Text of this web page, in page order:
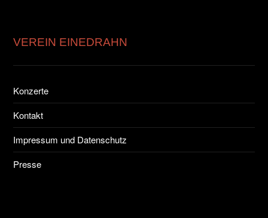
VEREIN EINEDRAHN
Konzerte
Kontakt
Impressum und Datenschutz
Presse